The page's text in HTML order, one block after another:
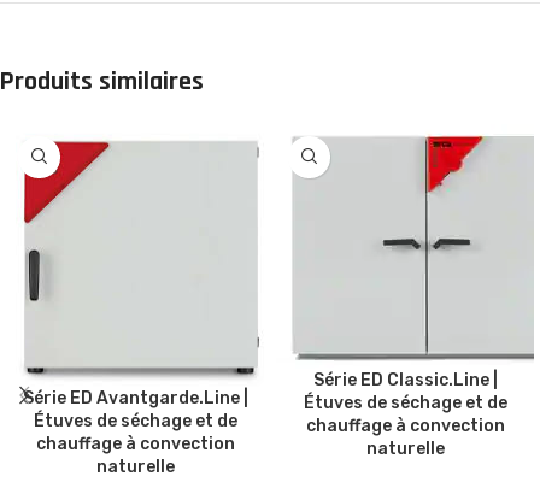
Produits similaires
Série ED Avantgarde.Line |
Étuves de séchage et de
chauffage à convection
naturelle
Série ED Classic.Line |
Étuves de séchage et de
chauffage à convection
naturelle